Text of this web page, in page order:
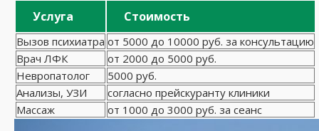
Услуга Стоимость
Вызов психиатра от 5000 до 10000 руб. за консультацию
Врач ЛФК
от 2000 до 5000 руб.
Невропатолог
5000 руб.
Анализы, УЗИ
согласно прейскуранту клиники
Массаж
от 1000 до 3000 руб. за сеанс